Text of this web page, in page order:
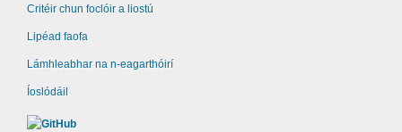
Critéir chun foclóir a liostú
Lipéad faofa
Lámhleabhar na n-eagarthóirí
Íoslódáil